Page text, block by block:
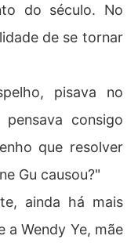
do século. No
de se tornar
pisava no
consigo
que resolver
Gu causou?"
ainda há mais
a Wendy Ye, mãe